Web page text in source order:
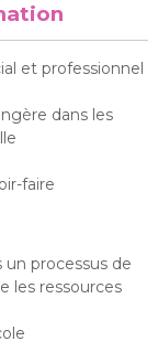
et professionnel
dans les
faire
processus de
les ressources